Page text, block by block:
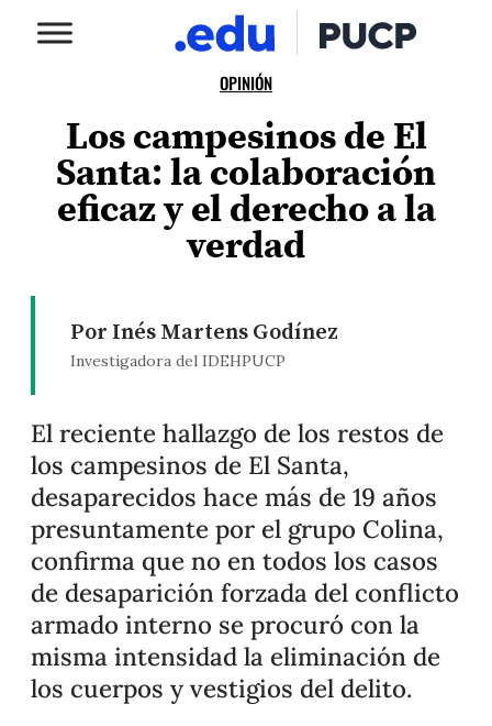
OPINIÓN
Los campesinos de El
Santa: la colaboración
eficaz y el derecho a la
verdad
Por Inés Martens Godínez
Investigadora del IDEHPUCP
El reciente hallazgo de los restos de
los campesinos de El Santa,
desaparecidos hace más de 19 años
presuntamente por el grupo Colina,
confirma que no en todos los casos
de desaparición forzada del conflicto
armado interno se procuró con la
misma intensidad la eliminación de
los cuerpos y vestigios del delito.